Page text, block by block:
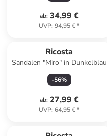
ab: 34,99 €
UVP: 94,95 €*
Ricosta
Sandalen "Miro" in Dunkelblau
-56%
ab: 27,99 €
UVP: 64,95 €*